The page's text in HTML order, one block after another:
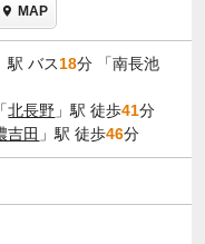
MAP
駅 バス18分 「南長池
北長野 」駅 徒歩41分
吉田 」駅 徒歩46分